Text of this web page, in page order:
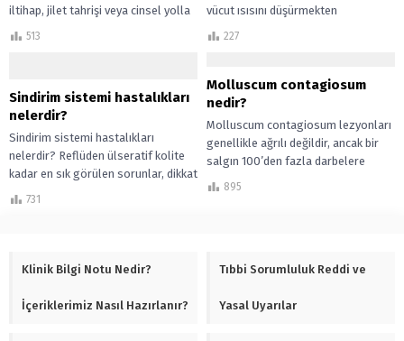
iltihap, jilet tahrişi veya cinsel yolla
bulaşan hastalıklar nedeniyle ortaya
513
vücut ısısını düşürmekten
hidrasyonu artırmaya kadar soğuk
227
Sindirim sistemi hastalıkları
nelerdir?
Sindirim sistemi hastalıkları
nelerdir? Reflüden ülseratif kolite
kadar en sık görülen sorunlar, dikkat
edilmesi gereken belirtiler ve
731
Molluscum contagiosum
nedir?
Molluscum contagiosum lezyonları
genellikle ağrılı değildir, ancak bir
salgın 100’den fazla darbelere
neden olabilir.
895
Klinik Bilgi Notu Nedir?
İçeriklerimiz Nasıl Hazırlanır?
Tıbbi Sorumluluk Reddi ve
Yasal Uyarılar